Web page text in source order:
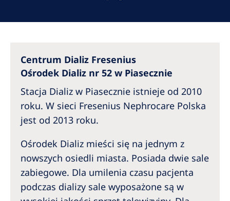
Philippines
North America
United States of America
NephroCare International
Global Website
Centrum Dializ Fresenius
Ośrodek Dializ nr 52 w Piasecznie
Stacja Dializ w Piasecznie istnieje od 2010
roku. W sieci Fresenius Nephrocare Polska
jest od 2013 roku.
Ośrodek Dializ mieści się na jednym z
nowszych osiedli miasta. Posiada dwie sale
zabiegowe. Dla umilenia czasu pacjenta
podczas dializy sale wyposażone są w